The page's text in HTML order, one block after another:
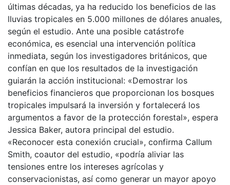
últimas décadas, ya ha reducido los beneficios de las
lluvias tropicales en 5.000 millones de dólares anuales,
según el estudio. Ante una posible catástrofe
económica, es esencial una intervención política
inmediata, según los investigadores británicos, que
confían en que los resultados de la investigación
guiarán la acción institucional: «Demostrar los
beneficios financieros que proporcionan los bosques
tropicales impulsará la inversión y fortalecerá los
argumentos a favor de la protección forestal», espera
Jessica Baker, autora principal del estudio.
«Reconocer esta conexión crucial», confirma Callum
Smith, coautor del estudio, «podría aliviar las
tensiones entre los intereses agrícolas y
conservacionistas, así como generar un mayor apoyo